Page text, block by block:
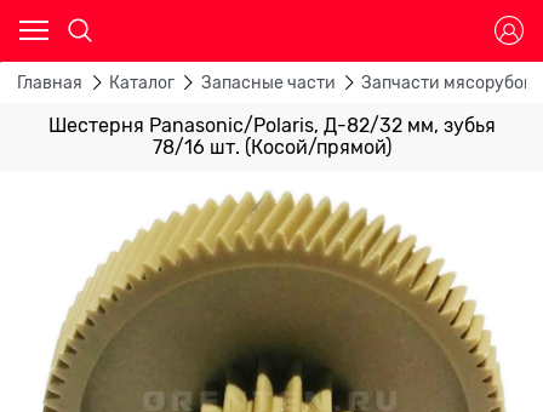
Главная Каталог Запасные части Запчасти мясорубок
Шестерня Panasonic/Polaris, Д-82/32 мм, зубья
78/16 шт. (Косой/прямой)